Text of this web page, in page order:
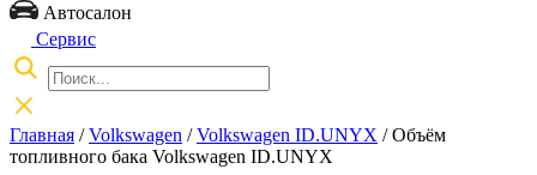
Автосалон
Сервис
Главная /Volkswagen /Volkswagen ID.UNYX / Объём
топливного бака Volkswagen ID.UNYX